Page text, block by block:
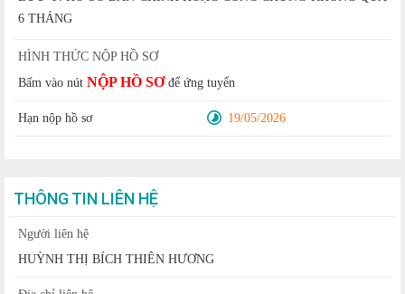
6 THÁNG
HÌNH THỨC NỘP HỒ SƠ
Bấm vào nút NỘP HỒ SƠđể ứng tuyển
Hạn nộp hồ sơ 19/05/2026
THÔNG TIN LIÊN HỆ
Người liên hệ
HUỲNH THỊ BÍCH THIÊN HƯƠNG